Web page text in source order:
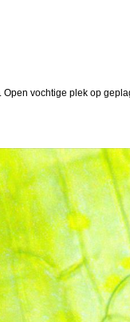
Open vochtige plek op